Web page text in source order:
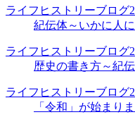
ライフヒストリーブログ
紀伝体～いかに人
ライフヒストリーブログ
歴史の書き方～紀
ライフヒストリーブログ
「令和」が始まりま